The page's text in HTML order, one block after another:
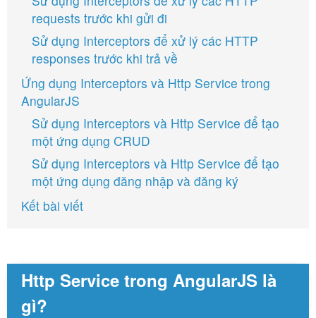
requests trước khi gửi đi
Sử dụng Interceptors để xử lý các HTTP
responses trước khi trả về
Ứng dụng Interceptors và Http Service trong
AngularJS
Sử dụng Interceptors và Http Service để tạo
một ứng dụng CRUD
Sử dụng Interceptors và Http Service để tạo
một ứng dụng đăng nhập và đăng ký
Kết bài viết
Http Service trong AngularJS là
gì?